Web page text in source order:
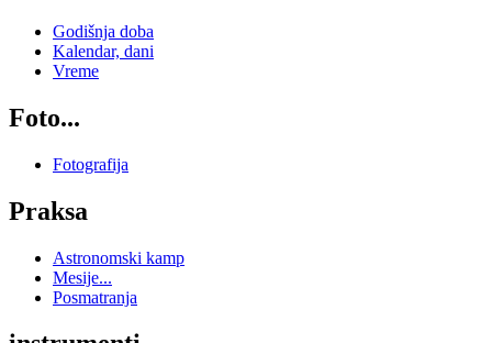
Godišnja doba
Kalendar, dani
Vreme
Foto...
Fotografija
Praksa
Astronomski kamp
Mesije...
Posmatranja